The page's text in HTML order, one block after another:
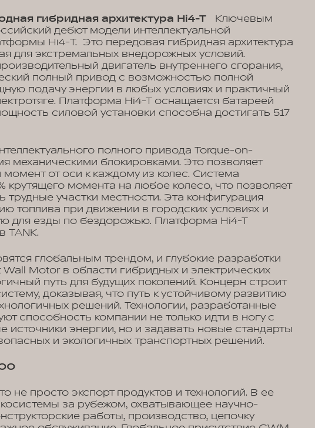
гибридная архитектура Hi4-T Ключевым
дебют модели интеллектуальной
Hi4-Т. Это передовая гибридная архитектура
для экстремальных внедорожных условий.
двигатель внутреннего сгорания,
полный привод с возможностью полной
подачу энергии в любых условиях и практичный
Платформа Hi4-T оснащается батареей
силовой установки способна достигать 517
полного привода Torque-on-
механическими блокировками. Это позволяет
от оси к каждому из колес. Система
крутящего момента на любое колесо, что позволяет
участки местности. Эта конфигурация
топлива при движении в городских условиях и
для езды по бездорожью. Платформа Hi4-T
TANK.
глобальным трендом, и глубокие разработки
Motor в области гибридных и электрических
путь для будущих поколений. Концерн строит
доказывая, что путь к устойчивому развитию
решений. Технологии, разработанные
способность компании не только идти в ногу с
энергии, но и задавать новые стандарты
и экологичных транспортных решений.
не просто экспорт продуктов и технологий. В ее
за рубежом, охватывающее научно-
работы, производство, цепочку